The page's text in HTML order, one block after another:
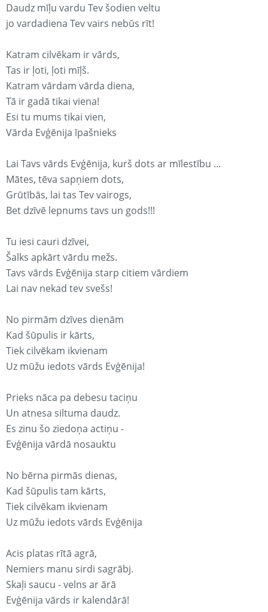
Daudz mīļu vardu Tev šodien veltu
jo vardadiena Tev vairs nebūs rīt!
Katram cilvēkam ir vārds,
Tas ir ļoti, ļoti mīļš.
Katram vārdam vārda diena,
Tā ir gadā tikai viena!
Esi tu mums tikai vien,
Vārda Evģēnija īpašnieks
Lai Tavs vārds Evģēnija, kurš dots ar mīlestību ...
Mātes, tēva sapņiem dots,
Grūtībās, lai tas Tev vairogs,
Bet dzīvē lepnums tavs un gods!!!
Tu iesi cauri dzīvei,
Šalks apkārt vārdu mežs.
Tavs vārds Evģēnija starp citiem vārdiem
Lai nav nekad tev svešs!
No pirmām dzīves dienām
Kad šūpulis ir kārts,
Tiek cilvēkam ikvienam
Uz mūžu iedots vārds Evģēnija!
Prieks nāca pa debesu taciņu
Un atnesa siltuma daudz.
Es zinu šo ziedoņa actiņu -
Evģēnija vārdā nosauktu
No bērna pirmās dienas,
Kad šūpulis tam kārts,
Tiek cilvēkam ikvienam
Uz mūžu iedots vārds Evģēnija
Acis platas rītā agrā,
Nemiers manu sirdi sagrābj.
Skaļi saucu - velns ar ārā
Evģēnija vārds ir kalendārā!